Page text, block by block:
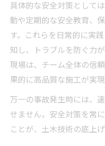
具体的な安全対策として
動や定期的な安全教育、
す。これらを日常的に実
知し、トラブルを防ぐ力
現場は、チーム全体の信
果的に高品質な施工が実現
万一の事故発生時には、
せません。安全対策を常
ことが、土木技術の底上